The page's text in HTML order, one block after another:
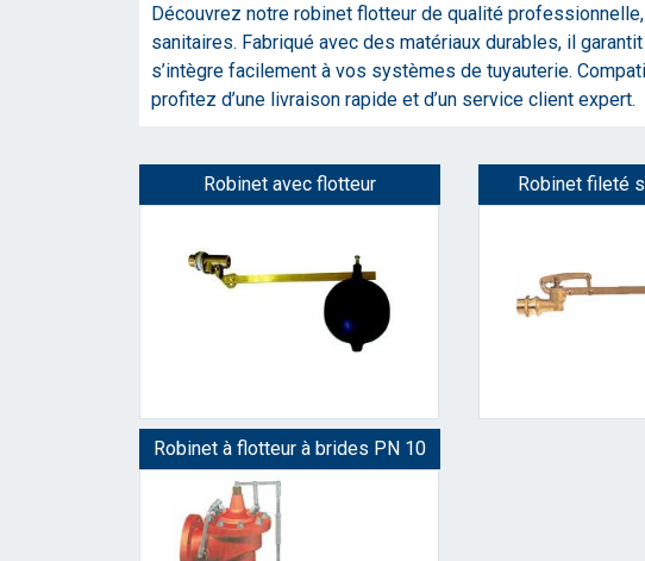
Découvrez notre robinet flotteur de qualité
sanitaires. Fabriqué avec des matériaux durables, il
s’intègre facilement à vos systèmes de tuyauterie.
profitez d’une livraison rapide et d’un service client expert.
Robinet avec flotteur Robinet fileté
Robinet à flotteur à brides PN 10